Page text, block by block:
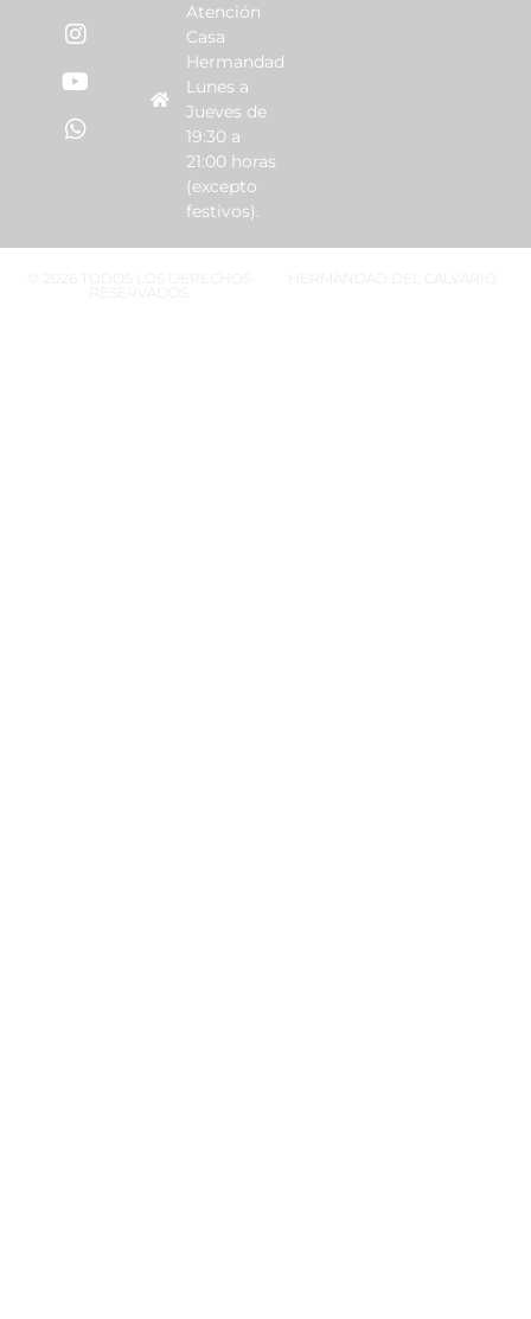
Atención
Casa
Hermandad
Lunes a
Jueves de
19:30 a
21:00 horas
(excepto
festivos).
HERMANDAD DEL CALVARIO